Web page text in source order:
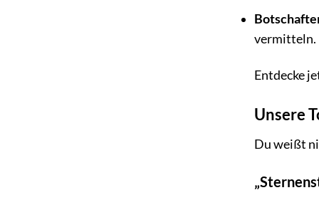
vermitteln.
Entdecke
Unsere
Du weißt